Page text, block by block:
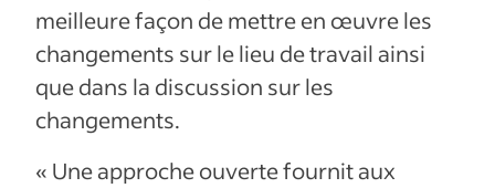
meilleure façon de mettre en œuvre les
changements sur le lieu de travail ainsi
que dans la discussion sur les
changements.
« Une approche ouverte fournit aux